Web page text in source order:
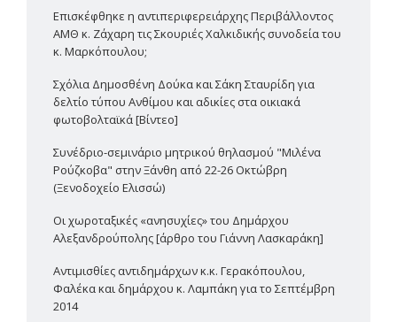
Επισκέφθηκε η αντιπεριφερειάρχης Περιβάλλοντος
ΑΜΘ κ. Ζάχαρη τις Σκουριές Χαλκιδικής συνοδεία του
κ. Μαρκόπουλου;
Σχόλια Δημοσθένη Δούκα και Σάκη Σταυρίδη για
δελτίο τύπου Ανθίμου και αδικίες στα οικιακά
φωτοβολταϊκά [Βίντεο]
Συνέδριο-σεμινάριο μητρικού θηλασμού "Μιλένα
Ρούζκοβα" στην Ξάνθη από 22-26 Οκτώβρη
(Ξενοδοχείο Ελισσώ)
Οι χωροταξικές «ανησυχίες» του Δημάρχου
Αλεξανδρούπολης [άρθρο του Γιάννη Λασκαράκη]
Αντιμισθίες αντιδημάρχων κ.κ. Γερακόπουλου,
Φαλέκα και δημάρχου κ. Λαμπάκη για το Σεπτέμβρη
2014